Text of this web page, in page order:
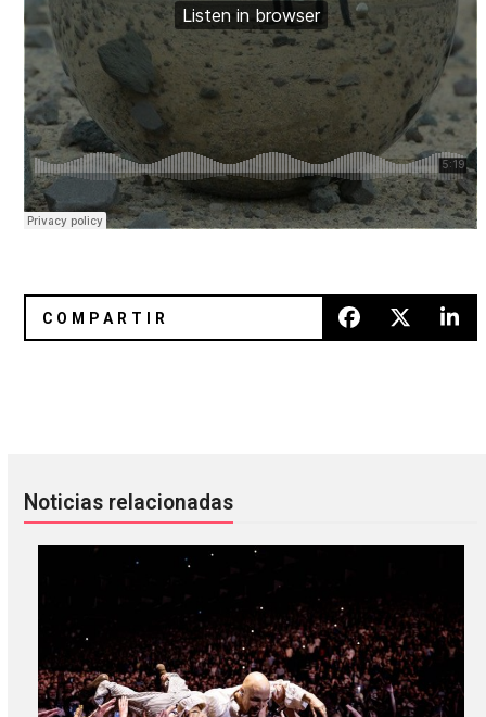
Noticias relacionadas